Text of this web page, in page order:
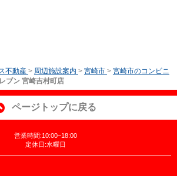
不動産 > 周辺施設案内 > 宮崎市 > 宮崎市のコンビニ
ブン 宮崎吉村町店
ページトップに戻る
営業時間:10:00~18:00
定休日:水曜日